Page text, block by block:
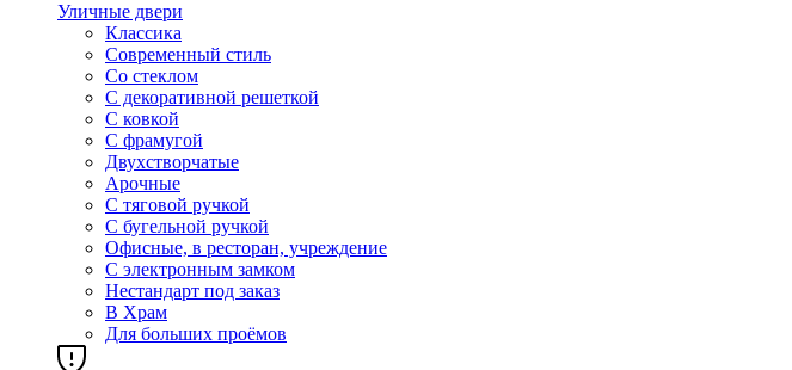
Уличные двери
Классика
Современный стиль
Со стеклом
С декоративной решеткой
С ковкой
С фрамугой
Двухстворчатые
Арочные
С тяговой ручкой
С бугельной ручкой
Офисные, в ресторан, учреждение
С электронным замком
Нестандарт под заказ
В Храм
Для больших проёмов